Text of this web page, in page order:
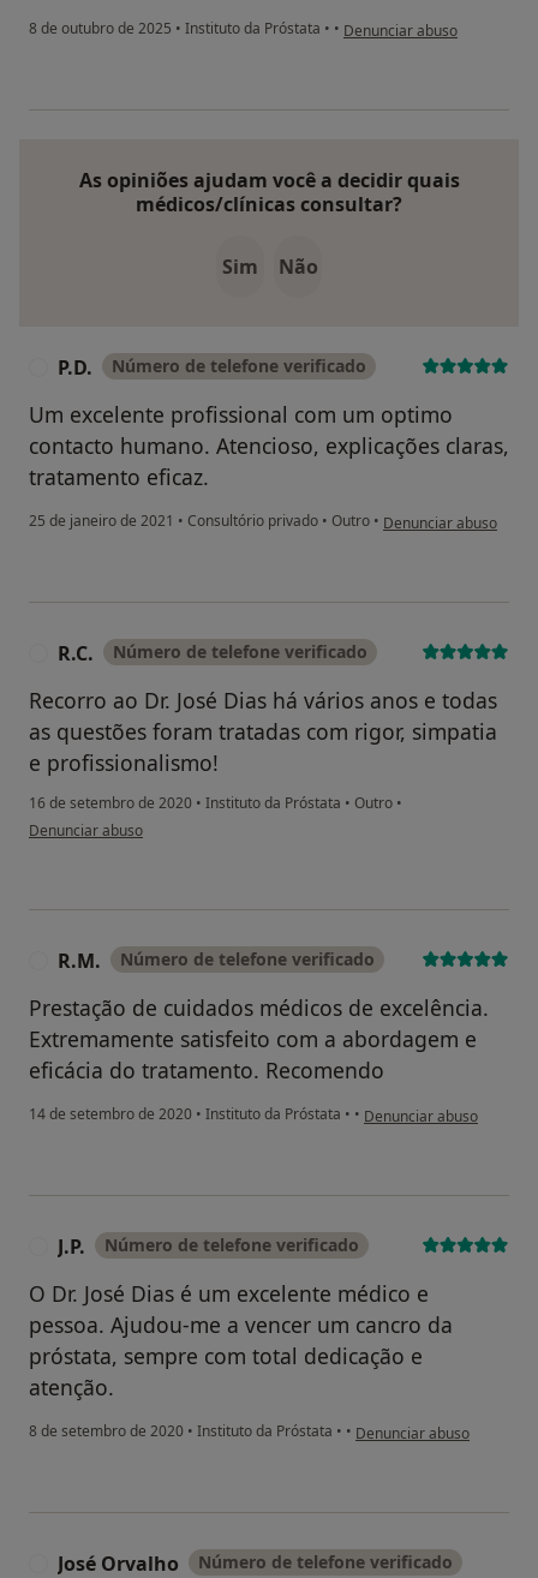
8 de outubro de 2025 • Instituto da Próstata • • na opinião do utilizador MA
Denunciar abuso
As opiniões ajudam você a decidir quais
médicos/clínicas consultar?
Sim Não
P.D. Número de telefone verificado
Um excelente profissional com um optimo
contacto humano. Atencioso, explicações claras,
tratamento eficaz.
25 de janeiro de 2021 • Consultório privado • Outro • na opinião do utilizador
Denunciar abuso
R.C. Número de telefone verificado
Recorro ao Dr. José Dias há vários anos e todas
as questões foram tratadas com rigor, simpatia
e profissionalismo!
16 de setembro de 2020 • Instituto da Próstata • Outro •
na opinião do utilizador R.C.
Denunciar abuso
R.M. Número de telefone verificado
Prestação de cuidados médicos de excelência.
Extremamente satisfeito com a abordagem e
eficácia do tratamento. Recomendo
14 de setembro de 2020 • Instituto da Próstata • • na opinião do utilizador
Denunciar abuso
J.P. Número de telefone verificado
O Dr. José Dias é um excelente médico e
pessoa. Ajudou-me a vencer um cancro da
próstata, sempre com total dedicação e
atenção.
8 de setembro de 2020 • Instituto da Próstata • • na opinião do utilizador J.P.
Denunciar abuso
José Orvalho Número de telefone verificado